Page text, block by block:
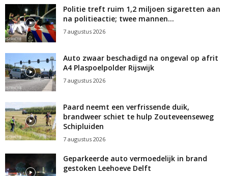
Politie treft ruim 1,2 miljoen sigaretten aan
na politieactie; twee mannen...
7 augustus 2026
Auto zwaar beschadigd na ongeval op afrit
A4 Plaspoelpolder Rijswijk
7 augustus 2026
Paard neemt een verfrissende duik,
brandweer schiet te hulp Zouteveenseweg
Schipluiden
7 augustus 2026
Geparkeerde auto vermoedelijk in brand
gestoken Leehoeve Delft